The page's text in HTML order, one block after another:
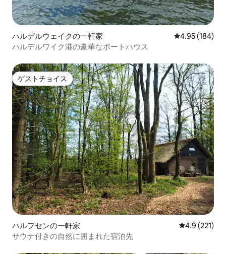
ハルデルウェイクの一軒家 レビュー184
4.95 (184)
ハルデルワイク港の豪華なボートハウス
ゲストチョイス
ゲストチョイス
ハルフセンの一軒家 レビュー221
4.9 (221)
サウナ付きの自然に囲まれた宿泊先